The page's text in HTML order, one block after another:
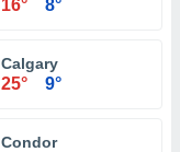
16° 8°
Calgary
25° 9°
Condor